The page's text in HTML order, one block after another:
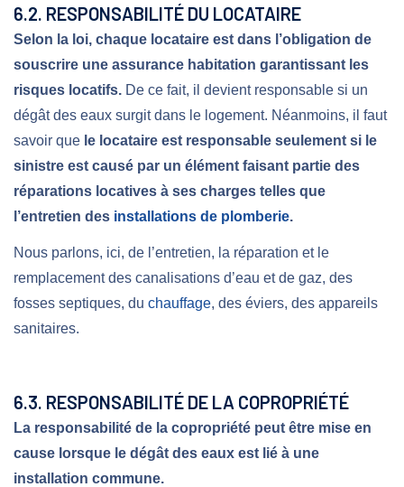
6.2. RESPONSABILITÉ DU LOCATAIRE
Selon la loi, chaque locataire est dans l’obligation de
souscrire une assurance habitation garantissant les
risques locatifs. De ce fait, il devient responsable si un
dégât des eaux surgit dans le logement. Néanmoins, il faut
savoir que le locataire est responsable seulement si le
sinistre est causé par un élément faisant partie des
réparations locatives à ses charges telles que
l’entretien des installations de plomberie.
Nous parlons, ici, de l’entretien, la réparation et le
remplacement des canalisations d’eau et de gaz, des
fosses septiques, du chauffage, des éviers, des appareils
sanitaires.
6.3. RESPONSABILITÉ DE LA COPROPRIÉTÉ
La responsabilité de la copropriété peut être mise en
cause lorsque le dégât des eaux est lié à une
installation commune.